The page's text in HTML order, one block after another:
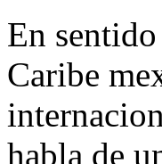
En
Caribe
habla de